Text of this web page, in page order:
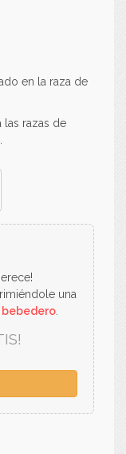
en la raza de
las razas de
una
bebedero